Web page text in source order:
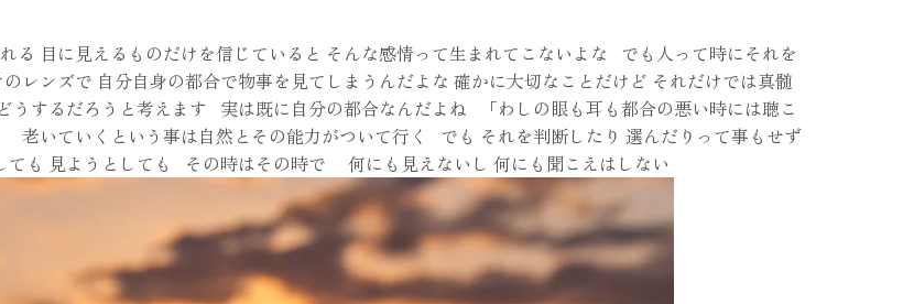
目に見えるものだけを信じていると そんな感情って生まれてこないよな でも人って時にそれを
レンズで 自分自身の都合で物事を見てしまうんだよな 確かに大切なことだけど それだけでは真髄
うするだろうと考えます 実は既に自分の都合なんだよね 「わしの眼も耳も都合の悪い時には聴こ
老いていくという事は自然とその能力がついて行く でも それを判断したり 選んだりって事もせず
も 見ようとしても その時はその時で 何にも見えないし 何にも聞こえはしない